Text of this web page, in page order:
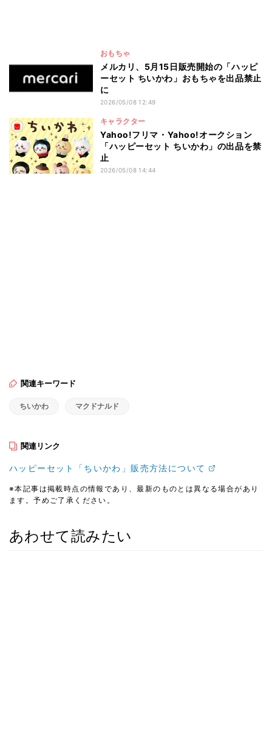
おもちゃ
メルカリ、5月15日販売開始の「ハッピ
ーセット ちいかわ」おもちゃを出品禁止
に
2026/05/08 12:49
キャラクター
Yahoo!フリマ・Yahoo!オークション
「ハッピーセット ちいかわ」の出品を禁
止
2026/05/08 14:44
関連キーワード
ちいかわ マクドナルド
関連リンク
ハッピーセット「ちいかわ」販売方法について
※本記事は掲載時点の情報であり、最新のものとは異なる場合があり
ます。予めご了承ください。
あわせて読みたい